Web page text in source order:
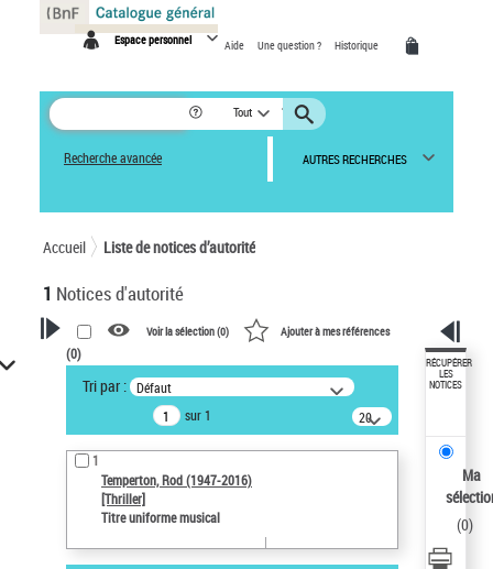
Espace personnel Aide Une question ? Historique
Tout
Recherche avancée AUTRES RECHERCHES
Accueil Liste de notices d’autorité
1 Notices d'autorité
VOTRE RECHERCHE
Recherche avancée dans les
notices d’autorité
Œuvres liées à l'auteur :
Temperton, Rod (1947-2016)
Voir la sélection (0) Ajouter à mes références
(0)
Tri par : Défaut
sur 1
20
résultats/page
1
Temperton, Rod (1947-2016)
[Thriller]
Titre uniforme musical
RÉCUPÉRER
LES
NOTICES
Ma
(0)
Panneau de gestion des cookies